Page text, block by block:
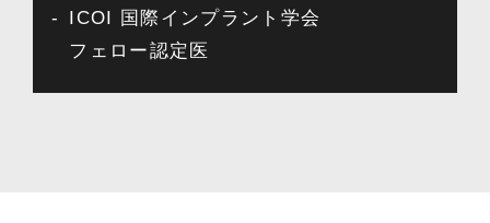
ICOI 国際インプラント学会
フェロー認定医